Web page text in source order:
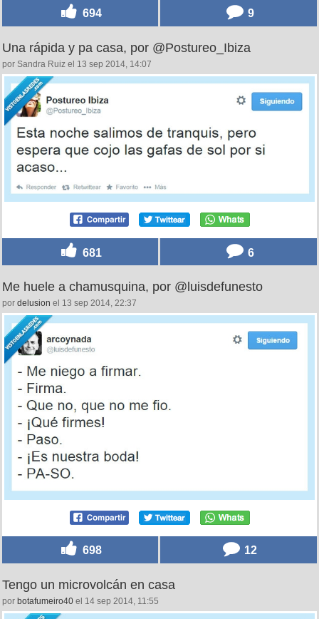
694 9
Una rápida y pa casa, por @Postureo_Ibiza
por Sandra Ruiz el 13 sep 2014, 14:07
681 6
Me huele a chamusquina, por @luisdefunesto
por delusion el 13 sep 2014, 22:37
698 12
Tengo un microvolcán en casa
por botafumeiro40 el 14 sep 2014, 11:55